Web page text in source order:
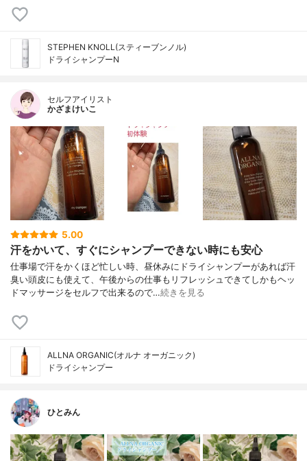
STEPHEN KNOLL(スティーブンノル)
ドライシャンプーN
セルフアイリスト
かざまけいこ
5.00
汗をかいて、すぐにシャンプーできない時にも安心
仕事場で汗をかくほど忙しい時、昼休みにドライシャンプーがあれば汗
臭い頭皮にも使えて、午後からの仕事もリフレッシュできてしかもヘッ
ドマッサージをセルフで出来るので…続きを見る
ALLNA ORGANIC(オルナ オーガニック)
ドライシャンプー
ひとみん